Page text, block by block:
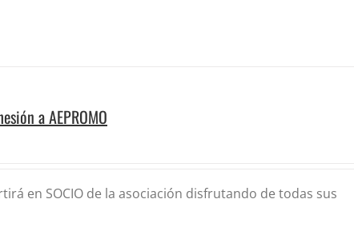
a AEPROMO
en SOCIO de la asociación disfrutando de todas sus